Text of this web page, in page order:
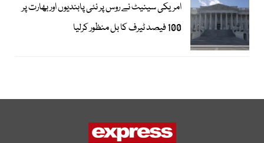
امریکی سینیٹ نے روس پر نئی پابندیوں اور بھارت پر
100 فیصد ٹیرف کا بل منظور کرلیا